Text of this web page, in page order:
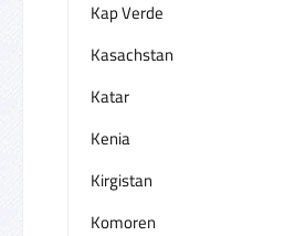
Kap Verde
Kasachstan
Katar
Kenia
Kirgistan
Komoren